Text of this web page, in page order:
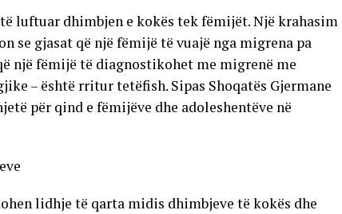
luftuar dhimbjen e kokës tek fëmijët. Një krahasim
se gjasat që një fëmijë të vuajë nga migrena pa
një fëmijë të diagnostikohet me migrenë me
– është rritur tetëfish. Sipas Shoqatës Gjermane
për qind e fëmijëve dhe adoleshentëve në
lidhje të qarta midis dhimbjeve të kokës dhe